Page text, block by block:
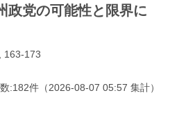
政党の可能性と限界に
163-173
:182件 （2026-08-07 05:57 集計）